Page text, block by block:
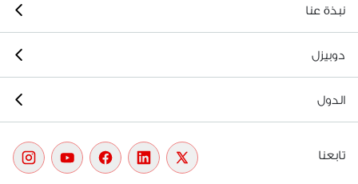
نبذة عنا
دوبيزل
الدول
تابعنا